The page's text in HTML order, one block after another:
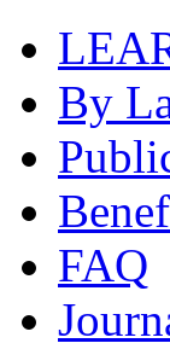
By
FAQ